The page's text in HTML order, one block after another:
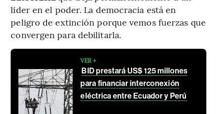
líder en el poder. La democracia está en
peligro de extinción porque vemos fuerzas que
convergen para debilitarla.
VER +
BID prestará US$ 125 millones
para financiar interconexión
eléctrica entre Ecuador y Perú